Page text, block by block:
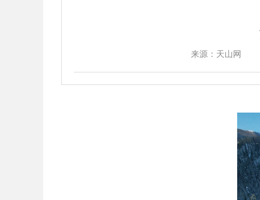
来源：天山网